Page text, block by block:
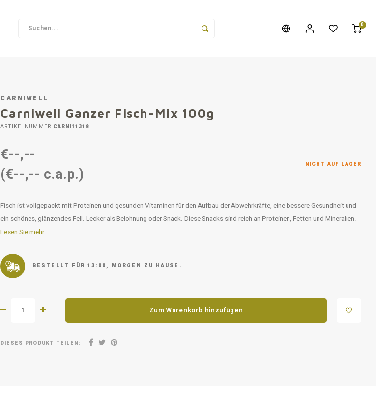
0
CARNIWELL
Carniwell Ganzer Fisch-Mix 100g
ARTIKELNUMMER CARNI11318
€--,--
(€--,-- c.a.p.)
NICHT AUF LAGER
Fisch ist vollgepackt mit Proteinen und gesunden Vitaminen für den Aufbau der Abwehrkräfte, eine bessere Gesundheit und
ein schönes, glänzendes Fell. Lecker als Belohnung oder Snack. Diese Snacks sind reich an Proteinen, Fetten und Mineralien.
Lesen Sie mehr
BESTELLT FÜR 13:00, MORGEN ZU HAUSE.
Zum Warenkorb hinzufügen
DIESES PRODUKT TEILEN: